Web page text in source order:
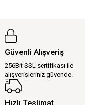
Güvenli Alışveriş
256Bit SSL sertifikası ile
alışverişleriniz güvende.
Hızlı Teslimat